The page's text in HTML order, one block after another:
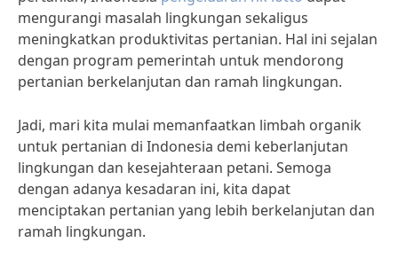
mengurangi masalah lingkungan sekaligus
meningkatkan produktivitas pertanian. Hal ini sejalan
dengan program pemerintah untuk mendorong
pertanian berkelanjutan dan ramah lingkungan.
Jadi, mari kita mulai memanfaatkan limbah organik
untuk pertanian di Indonesia demi keberlanjutan
lingkungan dan kesejahteraan petani. Semoga
dengan adanya kesadaran ini, kita dapat
menciptakan pertanian yang lebih berkelanjutan dan
ramah lingkungan.